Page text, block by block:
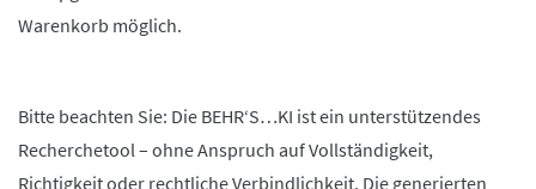
Warenkorb möglich.
Bitte beachten Sie: Die BEHR‘S…KI ist ein unterstützendes
Recherchetool – ohne Anspruch auf Vollständigkeit,
Richtigkeit oder rechtliche Verbindlichkeit. Die generierten